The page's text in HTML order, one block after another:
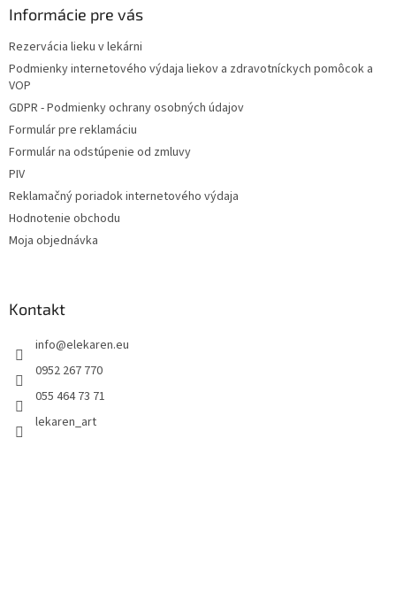
Informácie pre vás
Rezervácia lieku v lekárni
Podmienky internetového výdaja liekov a zdravotníckych pomôcok a
VOP
GDPR - Podmienky ochrany osobných údajov
Formulár pre reklamáciu
Formulár na odstúpenie od zmluvy
PIV
Reklamačný poriadok internetového výdaja
Hodnotenie obchodu
Moja objednávka
Kontakt
info@elekaren.eu
0952 267 770
055 464 73 71
lekaren_art